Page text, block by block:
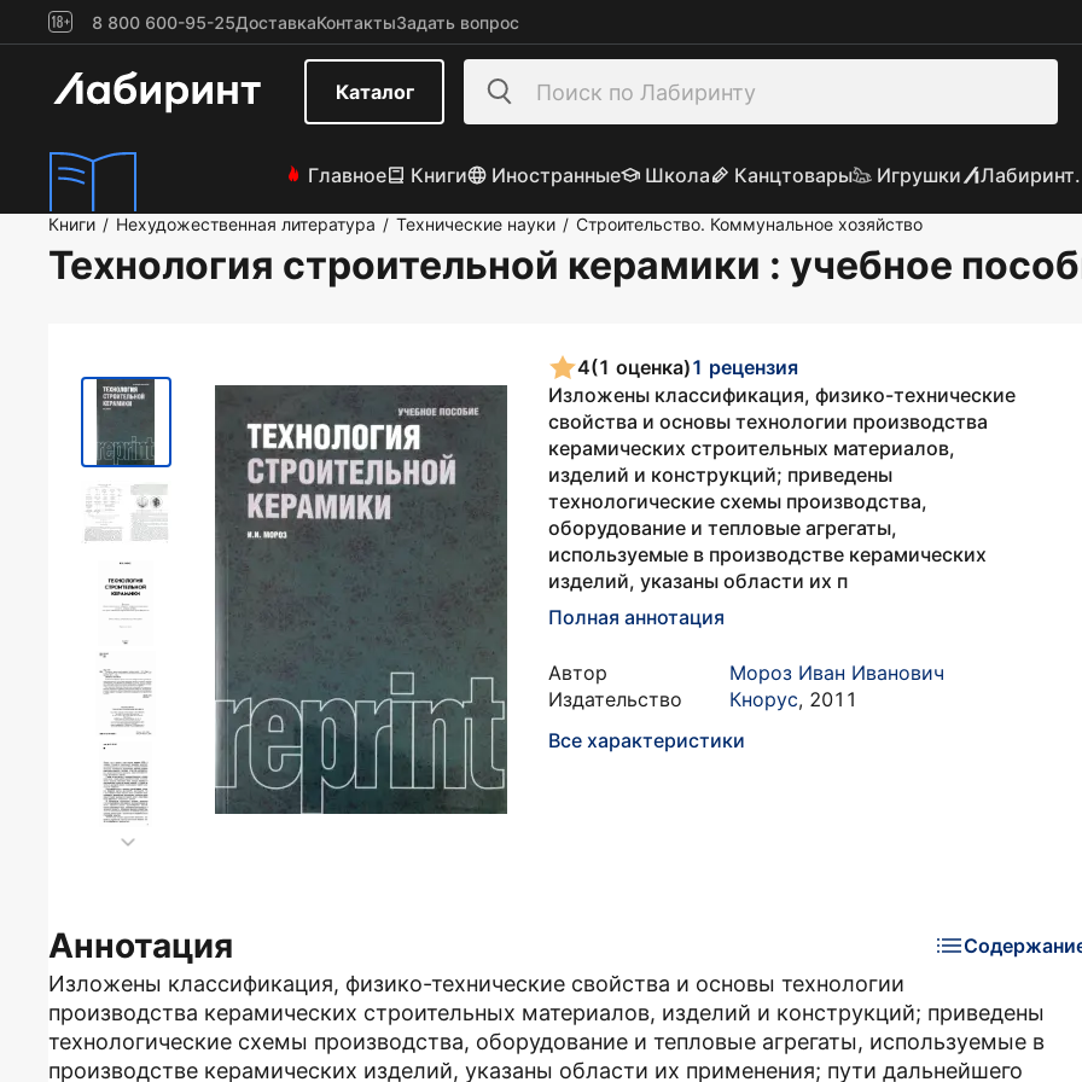
8 800 600-95-25ДоставкаКонтактыЗадать вопрос
Каталог
Главное Книги Иностранные Школа Канцтовары Игрушки
Книги / Нехудожественная литература / Технические науки / Строительство. Коммунальное хозяйство
Технология строительной керамики : учебное
4(1 оценка)1 рецензия
Изложены классификация, физико-технические
свойства и основы технологии производства
керамических строительных материалов,
изделий и конструкций; приведены
технологические схемы производства,
оборудование и тепловые агрегаты,
используемые в производстве керамических
изделий, указаны области их п
Полная аннотация
Автор
Мороз Иван Иванович
Издательство
Кнорус, 2011
Все характеристики
Аннотация
Изложены классификация, физико-технические свойства и основы технологии
производства керамических строительных материалов, изделий и конструкций; приведены
технологические схемы производства, оборудование и тепловые агрегаты, используемые в
производстве керамических изделий, указаны области их применения; пути дальнейшего